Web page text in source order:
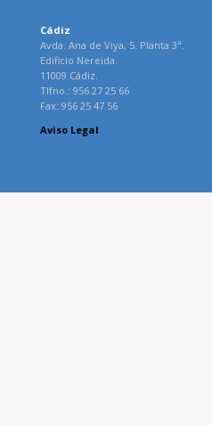
Cádiz
Avda. Ana de Viya, 5. Planta 3ª.
Edificio Nereida.
11009 Cádiz.
Tlfno.: 956 27 25 66
Fax: 956 25 47 56
Aviso Legal